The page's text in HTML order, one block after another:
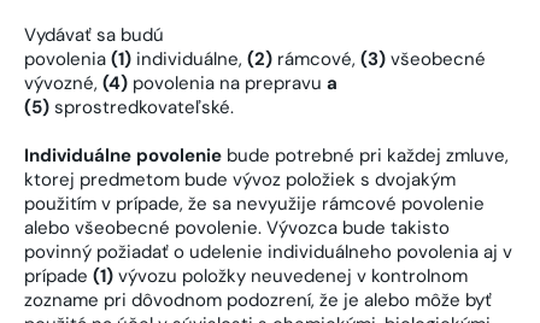
Vydávať sa budú
povolenia (1) individuálne, (2) rámcové, (3) všeobecné
vývozné, (4) povolenia na prepravu a
(5) sprostredkovateľské.
Individuálne povolenie bude potrebné pri každej zmluve,
ktorej predmetom bude vývoz položiek s dvojakým
použitím v prípade, že sa nevyužije rámcové povolenie
alebo všeobecné povolenie. Vývozca bude takisto
povinný požiadať o udelenie individuálneho povolenia aj v
prípade (1) vývozu položky neuvedenej v kontrolnom
zozname pri dôvodnom podozrení, že je alebo môže byť